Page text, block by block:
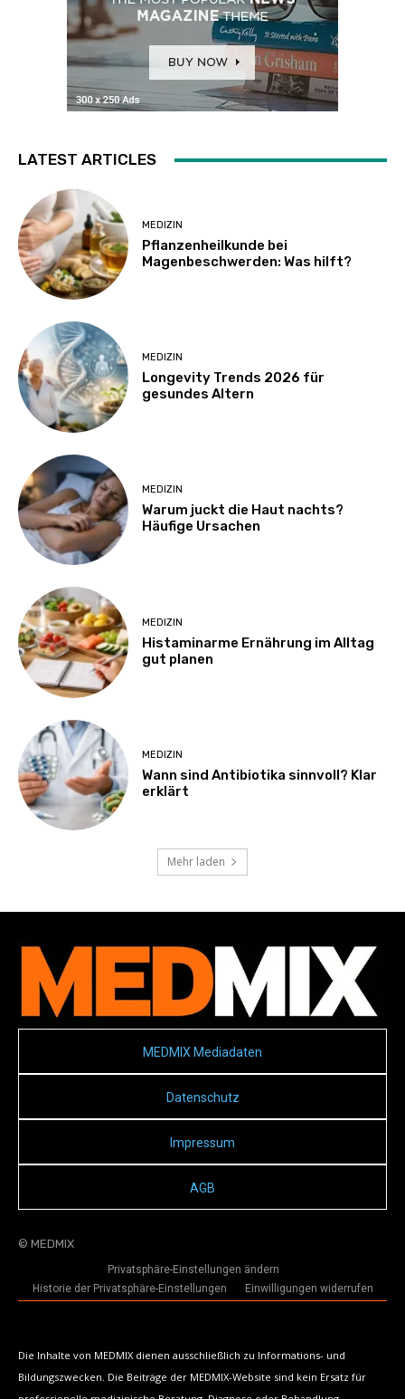
LATEST ARTICLES
MEDIZIN
Pflanzenheilkunde bei
Magenbeschwerden: Was hilft?
MEDIZIN
Longevity Trends 2026 für
gesundes Altern
MEDIZIN
Warum juckt die Haut nachts?
Häufige Ursachen
MEDIZIN
Histaminarme Ernährung im Alltag
gut planen
MEDIZIN
Wann sind Antibiotika sinnvoll? Klar
erklärt
Mehr laden
MEDMIX Mediadaten
Datenschutz
Impressum
AGB
© MEDMIX
Privatsphäre-Einstellungen ändern
Historie der Privatsphäre-Einstellungen
Einwilligungen widerrufen
Die Inhalte von MEDMIX dienen ausschließlich zu Informations- und
Bildungszwecken. Die Beiträge der MEDMIX-Website sind kein Ersatz für